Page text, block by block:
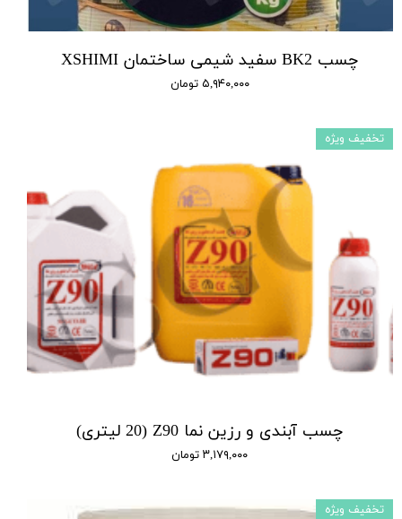
چسب BK2 سفید شیمی ساختمان XSHIMI
۵,۹۴۰,۰۰۰ تومان
چسب آبندی و رزین نما Z90 (20 لیتری)
۳,۱۷۹,۰۰۰ تومان
تخفیف ویژه
تخفیف ویژه